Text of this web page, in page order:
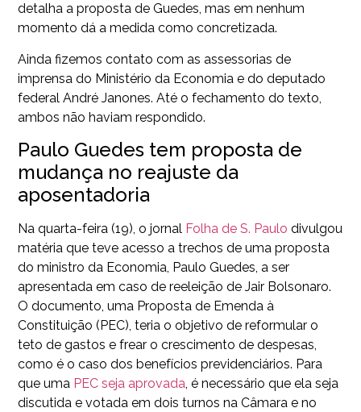
detalha a proposta de Guedes, mas em nenhum
momento dá a medida como concretizada.
Ainda fizemos contato com as assessorias de
imprensa do Ministério da Economia e do deputado
federal André Janones. Até o fechamento do texto,
ambos não haviam respondido.
Paulo Guedes tem proposta de
mudança no reajuste da
aposentadoria
Na quarta-feira (19), o jornal Folha de S. Paulo divulgou
matéria que teve acesso a trechos de uma proposta
do ministro da Economia, Paulo Guedes, a ser
apresentada em caso de reeleição de Jair Bolsonaro.
O documento, uma Proposta de Emenda à
Constituição (PEC), teria o objetivo de reformular o
teto de gastos e frear o crescimento de despesas,
como é o caso dos benefícios previdenciários. Para
que uma PEC seja aprovada, é necessário que ela seja
discutida e votada em dois turnos na Câmara e no